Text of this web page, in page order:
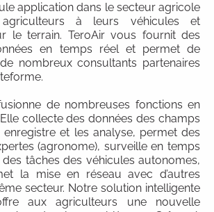
application dans le secteur agricole
à leurs véhicules et
le terrain. TeroAir vous fournit des
en temps réel et permet de
nombreux consultants partenaires
de nombreuses fonctions en
collecte des données des champs
enregistre et les analyse, permet des
(agronome), surveille en temps
tâches des véhicules autonomes,
la mise en réseau avec d’autres
secteur. Notre solution intelligente
aux agriculteurs une nouvelle